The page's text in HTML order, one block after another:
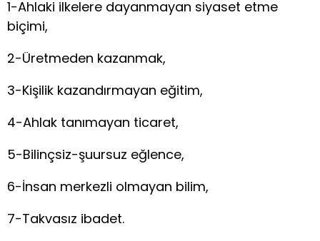
1-Ahlaki ilkelere dayanmayan siyaset etme
biçimi,
2-Üretmeden kazanmak,
3-Kişilik kazandırmayan eğitim,
4-Ahlak tanımayan ticaret,
5-Bilinçsiz-şuursuz eğlence,
6-İnsan merkezli olmayan bilim,
7-Takvasız ibadet.